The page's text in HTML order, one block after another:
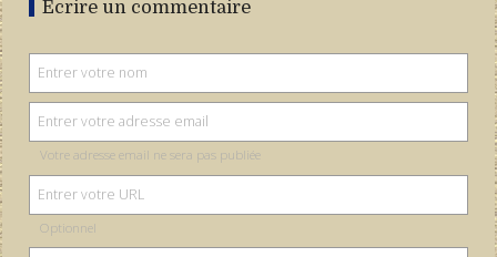
Écrire un commentaire
Votre adresse email ne sera pas publiée
Optionnel